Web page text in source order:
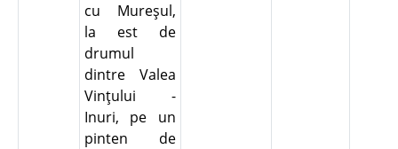
cu Mureşul,
la est de
drumul
dintre Valea
Vinţului -
Inuri, pe un
pinten de